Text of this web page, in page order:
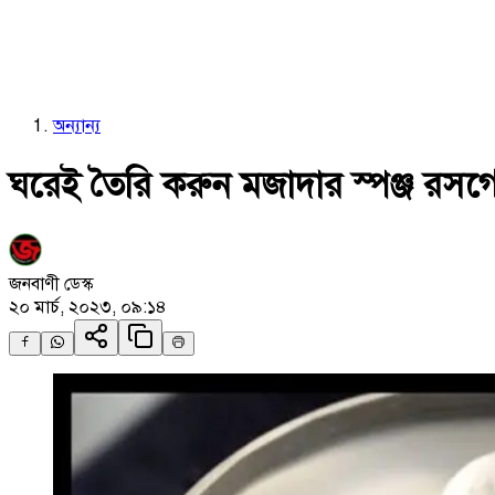
অন্যান্য
ঘরেই তৈরি করুন মজাদার স্পঞ্জ
জনবাণী ডেস্ক
২০ মার্চ, ২০২৩, ০৯:১৪